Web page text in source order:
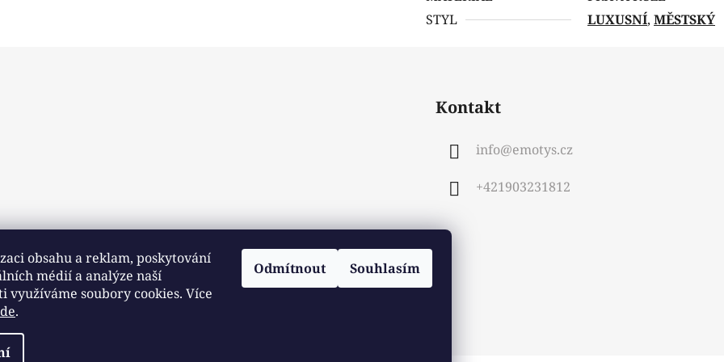
obsahu a reklam, poskytování
médií a analýze naší
využíváme soubory cookies. Více
.
Odmítnout Souhlasím
STYL
LUXUSNÍ,MĚSTSKÝ
Kontakt
info@emotys.cz
+421903231812